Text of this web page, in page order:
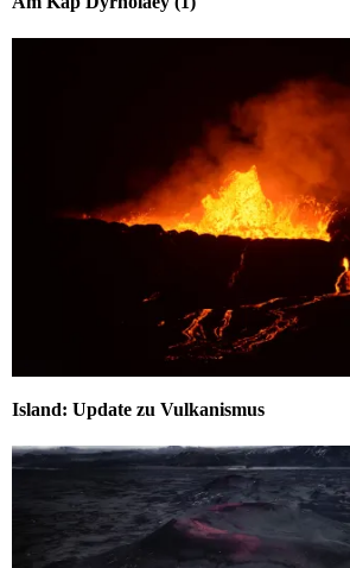
Island: Update zu Vulkanismus